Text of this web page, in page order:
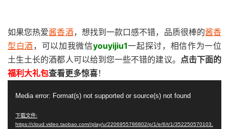
如果您热爱酱香酒，想找到一款口感不错，品质很棒的酱香
型白酒，可以加我微信youyijiu1一起探讨，相信作为一位
土生土长的酒都人可以给到您一些不错的建议。 点击下面的
福利大礼包查看更多惊喜！
Media error: Format(s) not supported or source(s) not found
下载文件:
https://cloud.video.taobao.com//play/u/2206955786802/p/1/e/6/t/1/352250570103.